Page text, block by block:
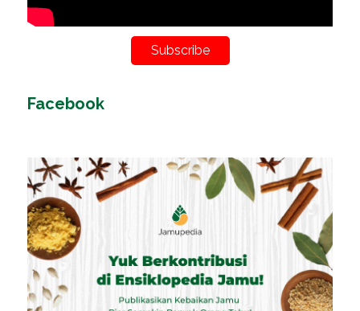
Subscribe
Facebook